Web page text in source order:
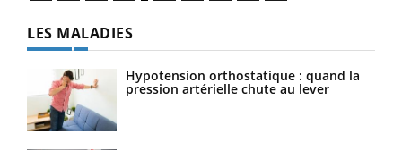
LES MALADIES
Hypotension orthostatique : quand la
pression artérielle chute au lever